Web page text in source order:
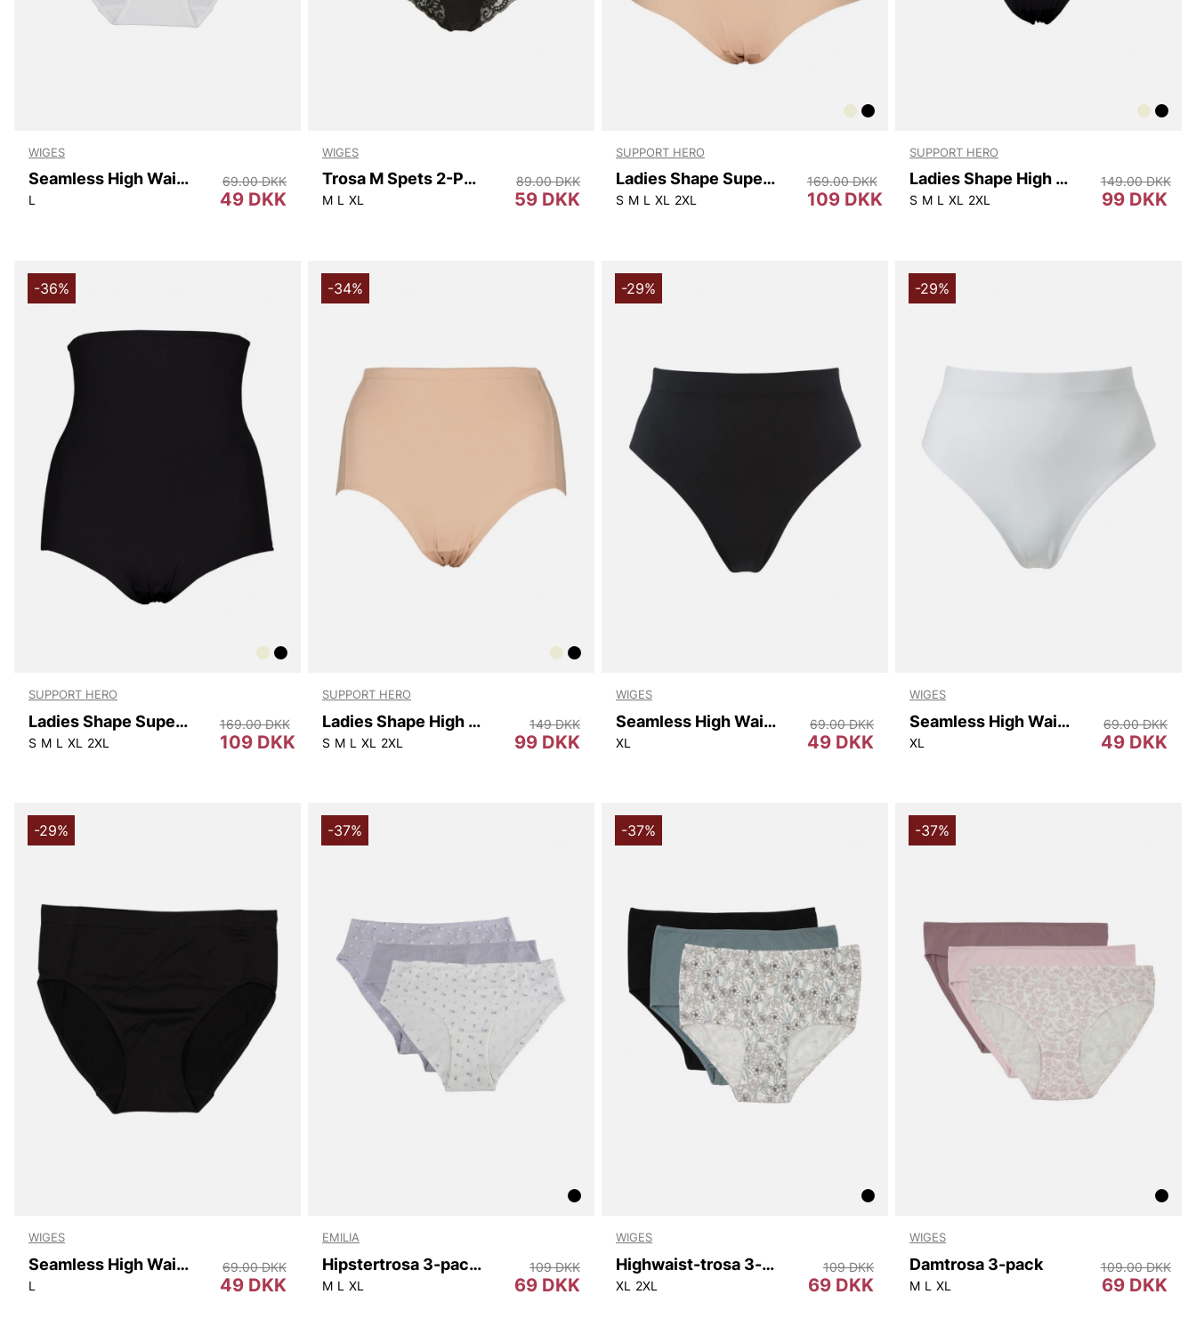
WIGES
Seamless High Waist
L 49 DKK
69.00 DKK
WIGES
Trosa M Spets 2-Pack 240926.
M L XL 59 DKK
89.00 DKK
SUPPORT HERO
Ladies Shape Super High Waist
S M L XL 2XL 109 DKK
169.00 DKK
SUPPORT HERO
Ladies Shape High Waist
S M L XL 2XL 99 DKK
149.00 DKK
-36%
SUPPORT HERO
Ladies Shape Super High Waist
S M L XL 2XL 109 DKK
169.00 DKK
-34%
SUPPORT HERO
Ladies Shape High Waist
S M L XL 2XL 99 DKK
149 DKK
-29%
WIGES
Seamless High Waist
XL 49 DKK
69.00 DKK
-29%
WIGES
Seamless High Waist
XL 49 DKK
69.00 DKK
-29%
WIGES
Seamless High Waist
L 49 DKK
69.00 DKK
-37%
EMILIA
Hipstertrosa 3-pack Blue Pack
M L XL 69 DKK
109 DKK
-37%
WIGES
Highwaist-trosa 3-pk
XL 2XL 69 DKK
109 DKK
-37%
WIGES
Damtrosa 3-pack
M L XL 69 DKK
109.00 DKK